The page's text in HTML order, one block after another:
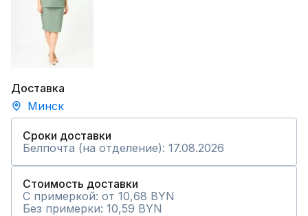
Доставка
Минск
Сроки доставки
Белпочта (на отделение): 17.08.2026
Стоимость доставки
С примеркой: от 10,68 BYN
Без примерки: 10,59 BYN